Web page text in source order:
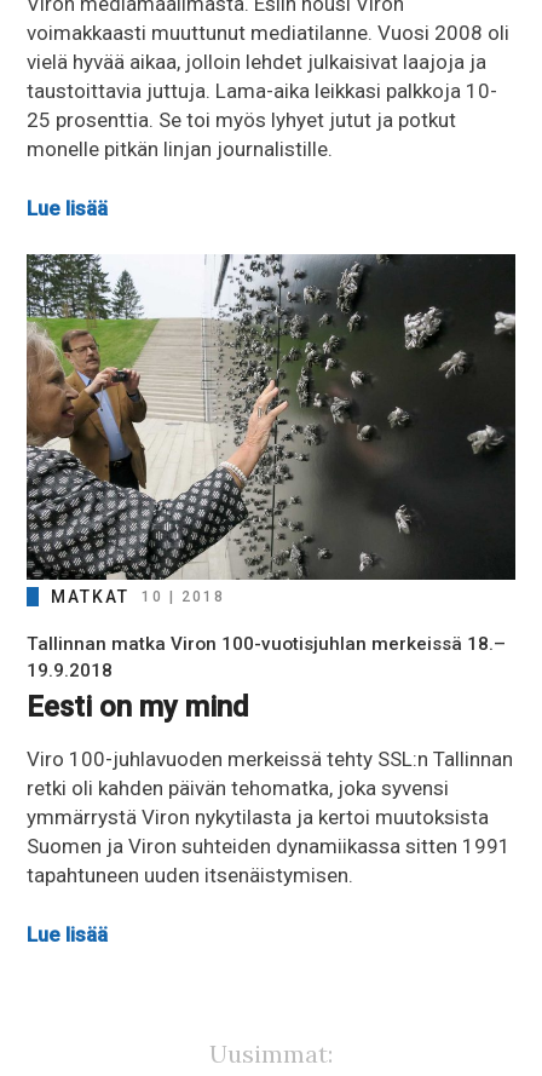
voimakkaasti muuttunut mediatilanne. Vuosi 2008 oli
vielä hyvää aikaa, jolloin lehdet julkaisivat laajoja ja
taustoittavia juttuja. Lama-aika leikkasi palkkoja 10-
25 prosenttia. Se toi myös lyhyet jutut ja potkut
monelle pitkän linjan journalistille.
Lue lisää
MATKAT 10 | 2018
Tallinnan matka Viron 100-vuotisjuhlan merkeissä 18.–
19.9.2018
Eesti on my mind
Viro 100-juhlavuoden merkeissä tehty SSL:n Tallinnan
retki oli kahden päivän tehomatka, joka syvensi
ymmärrystä Viron nykytilasta ja kertoi muutoksista
Suomen ja Viron suhteiden dynamiikassa sitten 1991
tapahtuneen uuden itsenäistymisen.
Lue lisää
Uusimmat: